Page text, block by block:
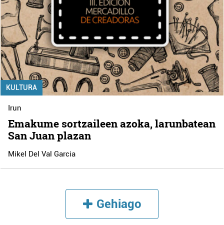
KULTURA
Irun
Emakume sortzaileen azoka, larunbatean
San Juan plazan
Mikel Del Val Garcia
Gehiago